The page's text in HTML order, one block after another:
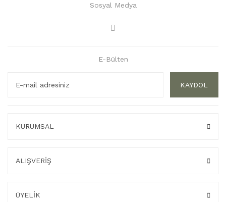
Sosyal Medya
E-Bülten
KAYDOL
KURUMSAL
ALIŞVERİŞ
ÜYELİK